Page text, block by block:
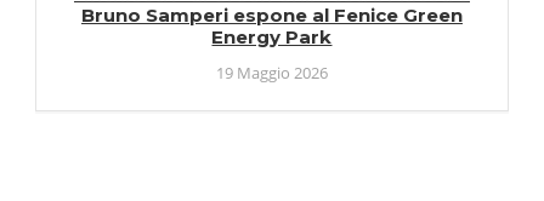
Bruno Samperi espone al Fenice Green
Energy Park
19 Maggio 2026